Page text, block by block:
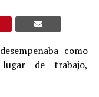
como
de trabajo,